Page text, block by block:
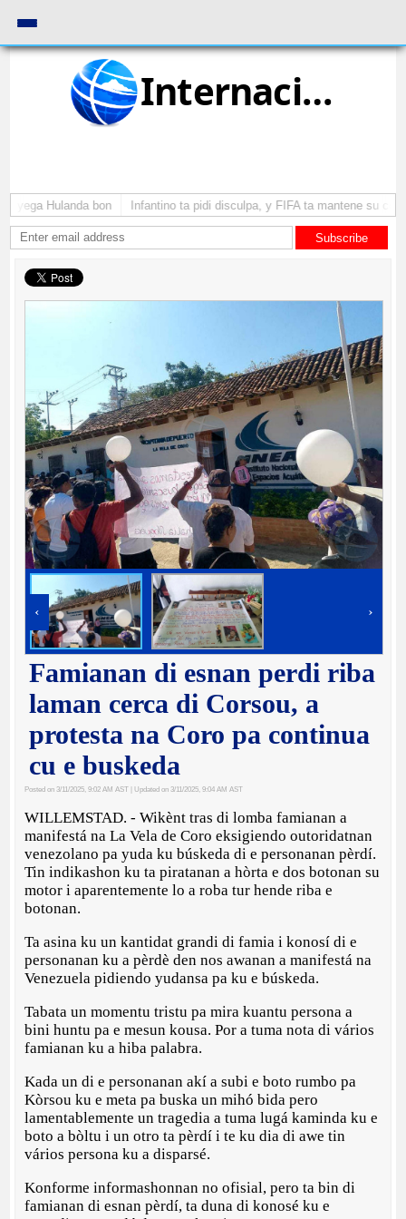
Internacional
yega Hulanda bon Infantino ta pidi disculpa, y FIFA ta mantene su como
Subscribe
‹ ›
Famianan di esnan perdi riba
laman cerca di Corsou, a
protesta na Coro pa continua
cu e buskeda
Posted on 3/11/2025, 9:02 AM AST | Updated on 3/11/2025, 9:04 AM AST
WILLEMSTAD. - Wikènt tras di lomba famianan a
manifestá na La Vela de Coro eksigiendo outoridatnan
venezolano pa yuda ku búskeda di e personanan pèrdí.
Tin indikashon ku ta piratanan a hòrta e dos botonan su
motor i aparentemente lo a roba tur hende riba e
botonan.
Ta asina ku un kantidat grandi di famia i konosí di e
personanan ku a pèrdè den nos awanan a manifestá na
Venezuela pidiendo yudansa pa ku e búskeda.
Tabata un momentu tristu pa mira kuantu persona a
bini huntu pa e mesun kousa. Por a tuma nota di vários
famianan ku a hiba palabra.
Kada un di e personanan akí a subi e boto rumbo pa
Kòrsou ku e meta pa buska un mihó bida pero
lamentablemente un tragedia a tuma lugá kaminda ku e
boto a bòltu i un otro ta pèrdí i te ku dia di awe tin
vários persona ku a disparsé.
Konforme informashonnan no ofisial, pero ta bin di
famianan di esnan pèrdí, ta duna di konosé ku e